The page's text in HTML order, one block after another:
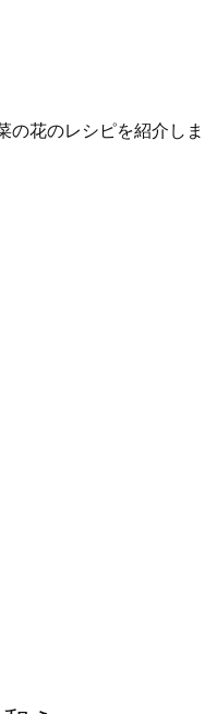
の花のレシピを紹介しま